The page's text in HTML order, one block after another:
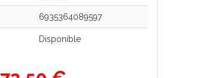
6935364089597
Disponible